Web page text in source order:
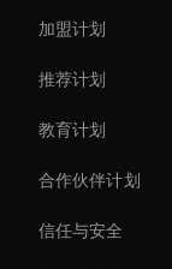
加盟计划
推荐计划
教育计划
合作伙伴计划
信任与安全